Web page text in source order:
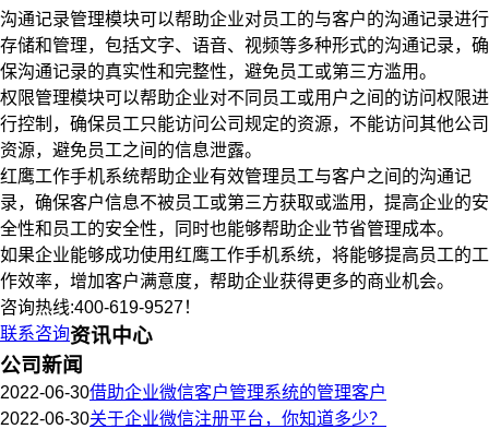
沟通记录管理模块可以帮助企业对员工的与客户的沟通记录进行
存储和管理，包括文字、语音、视频等多种形式的沟通记录，确
保沟通记录的真实性和完整性，避免员工或第三方滥用。
权限管理模块可以帮助企业对不同员工或用户之间的访问权限进
行控制，确保员工只能访问公司规定的资源，不能访问其他公司
资源，避免员工之间的信息泄露。
红鹰工作手机系统帮助企业有效管理员工与客户之间的沟通记
录，确保客户信息不被员工或第三方获取或滥用，提高企业的安
全性和员工的安全性，同时也能够帮助企业节省管理成本。
如果企业能够成功使用红鹰工作手机系统，将能够提高员工的工
作效率，增加客户满意度，帮助企业获得更多的商业机会。
咨询热线:400-619-9527！
联系咨询资讯中心
公司新闻
2022-06-30借助企业微信客户管理系统的管理客户
2022-06-30关于企业微信注册平台，你知道多少？